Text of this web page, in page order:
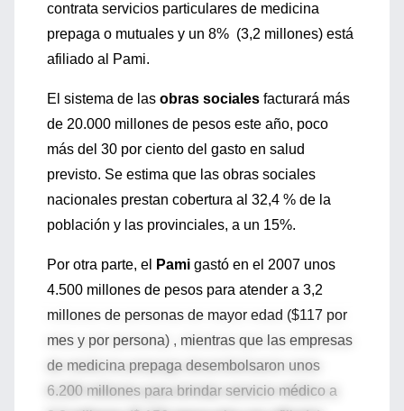
contrata servicios particulares de medicina
prepaga o mutuales y un 8% (3,2 millones) está
afiliado al Pami.
El sistema de las obras sociales facturará más
de 20.000 millones de pesos este año, poco
más del 30 por ciento del gasto en salud
previsto. Se estima que las obras sociales
nacionales prestan cobertura al 32,4 % de la
población y las provinciales, a un 15%.
Por otra parte, el Pami gastó en el 2007 unos
4.500 millones de pesos para atender a 3,2
millones de personas de mayor edad ($117 por
mes y por persona) , mientras que las empresas
de medicina prepaga desembolsaron unos
6.200 millones para brindar servicio médico a